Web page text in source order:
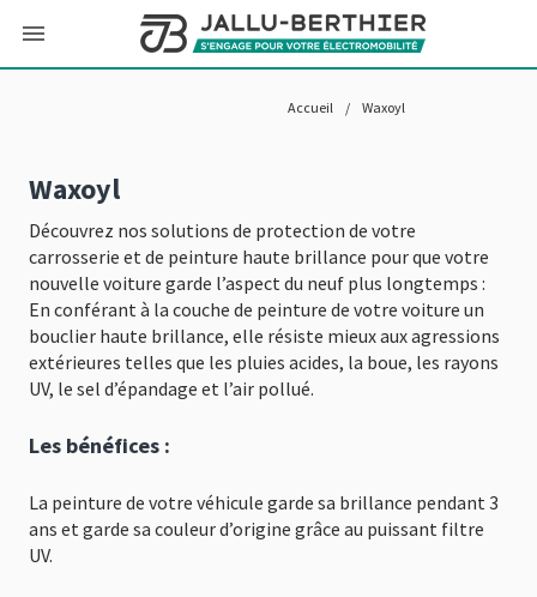
Accueil / Waxoyl
Waxoyl
Découvrez nos solutions de protection de votre
carrosserie et de peinture haute brillance pour que votre
nouvelle voiture garde l’aspect du neuf plus longtemps :
En conférant à la couche de peinture de votre voiture un
bouclier haute brillance, elle résiste mieux aux agressions
extérieures telles que les pluies acides, la boue, les rayons
UV, le sel d’épandage et l’air pollué.
Les bénéfices :
La peinture de votre véhicule garde sa brillance pendant 3
ans et garde sa couleur d’origine grâce au puissant filtre
UV.